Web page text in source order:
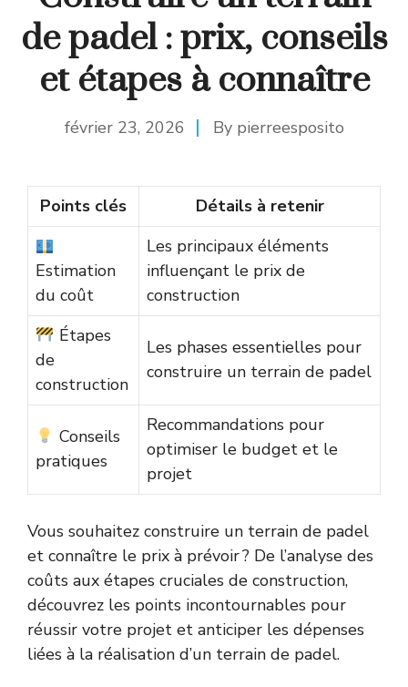
de padel : prix, conseils
et étapes à connaître
février 23, 2026 By pierreesposito
Points clés Détails à retenir
Estimation
du coût
Les principaux éléments
influençant le prix de
construction
Étapes
de
construction
Les phases essentielles pour
construire un terrain de padel
Conseils
pratiques
Recommandations pour
optimiser le budget et le
projet
Vous souhaitez construire un terrain de padel
et connaître le prix à prévoir ? De l’analyse des
coûts aux étapes cruciales de construction,
découvrez les points incontournables pour
réussir votre projet et anticiper les dépenses
liées à la réalisation d’un terrain de padel.